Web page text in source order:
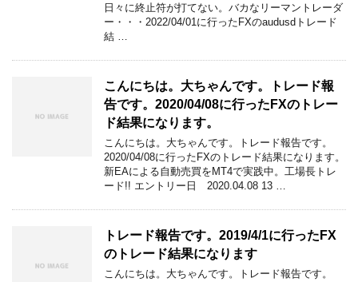
日々に終止符が打てない。バカなリーマントレーダ
ー・・・2022/04/01に行ったFXのaudusdトレード
結 …
こんにちは。大ちゃんです。トレード報
告です。2020/04/08に行ったFXのトレー
ド結果になります。
こんにちは。大ちゃんです。トレード報告です。
2020/04/08に行ったFXのトレード結果になります。
新EAによる自動売買をMT4で実践中。工場長トレ
ード!! エントリー日 2020.04.08 13 …
トレード報告です。2019/4/1に行ったFX
のトレード結果になります
こんにちは。大ちゃんです。トレード報告です。